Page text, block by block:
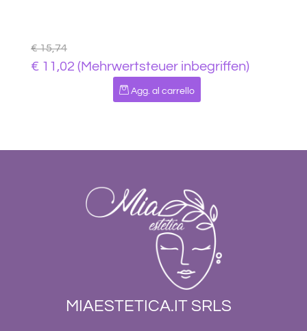
€ 15,74
€ 11,02 (Mehrwertsteuer inbegriffen)
Quantità
Agg. al carrello
MIAESTETICA.IT SRLS